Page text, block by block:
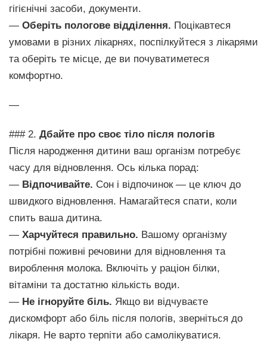
гігієнічні засоби, документи.
— Оберіть пологове відділення. Поцікавтеся
умовами в різних лікарнях, поспілкуйтеся з лікарями
та оберіть те місце, де ви почуватиметеся
комфортно.
—
### 2. Дбайте про своє тіло після пологів
Після народження дитини ваш організм потребує
часу для відновлення. Ось кілька порад:
— Відпочивайте. Сон і відпочинок — це ключ до
швидкого відновлення. Намагайтеся спати, коли
спить ваша дитина.
— Харчуйтеся правильно. Вашому організму
потрібні поживні речовини для відновлення та
вироблення молока. Включіть у раціон білки,
вітаміни та достатню кількість води.
— Не ігноруйте біль. Якщо ви відчуваєте
дискомфорт або біль після пологів, зверніться до
лікаря. Не варто терпіти або самолікуватися.